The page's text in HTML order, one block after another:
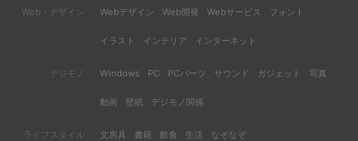
Web・デザイン Webデザイン Web開発 Webサービス フォント
イラスト インテリア インターネット
デジモノ Windows PC PCパーツ サウンド ガジェット 写真
動画 壁紙 デジモノ関係
ライフスタイル 文房具 書籍 飲食 生活 なぞなぞ